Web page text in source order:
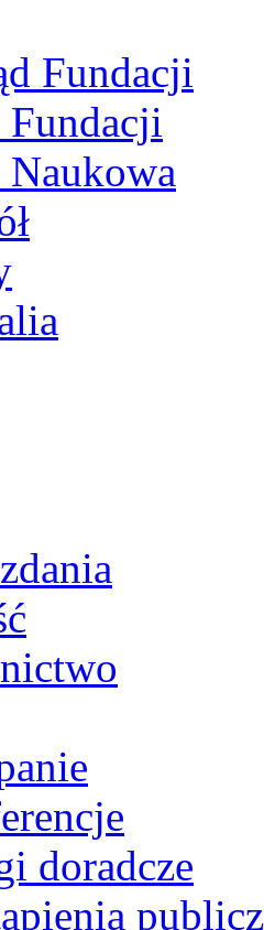
Fundacji
Fundacji
Naukowa
doradcze